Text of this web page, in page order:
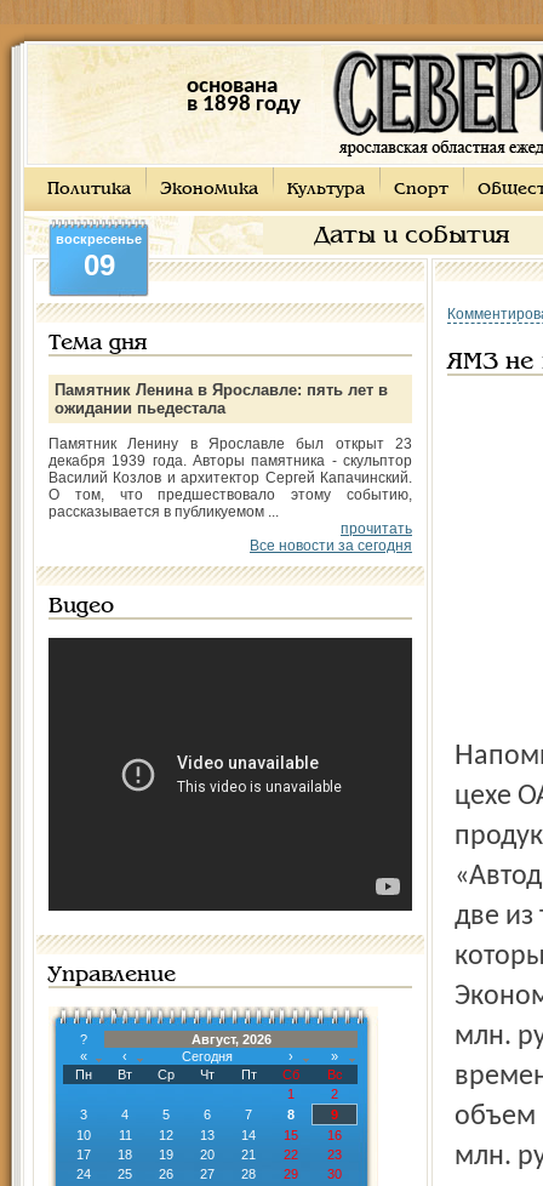
основана
в 1898 году
Политика Экономика Культура Спорт
Даты и события
воскресенье
09
Тема дня
Памятник Ленина в Ярославле: пять лет в
ожидании пьедестала
Памятник Ленину в Ярославле был открыт 23
декабря 1939 года. Авторы памятника - скульптор
Василий Козлов и архитектор Сергей Капачинский.
О том, что предшествовало этому событию,
рассказывается в публикуемом ...
прочитать
Все новости за сегодня
Видео
Управление
?
Август, 2026
«
‹ Сегодня ›
»
Пн
Вт Ср Чт Пт Сб
Вс
1
2
3
4 5 6 7 8
9
10
11 12 13 14 15
16
17
18 19 20 21 22
23
24
25 26 27 28 29
30
ЯМЗ не
Напомним, 15 января произошло возгорание в литейном
цехе
две из
млн.
объем
млн.